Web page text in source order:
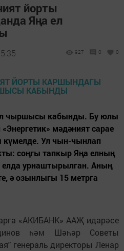
йорты
Яңа ел
927 0 0
чыршысы кабынды. Бу юлы
«Энергетик» мәдәният сарае
Ул чын-чынлап
соңгы тапкыр Яңа елның
елда урнаштырылган. Аның
ә озынлыгы 15 метрга
«АКИБАНК» ААҖ идарәсе
һәм Шәһәр Советы
генераль директоры Ленар